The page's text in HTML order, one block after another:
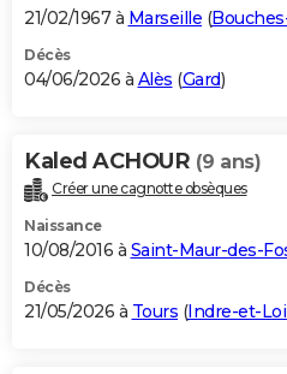
21/02/1967 à Marseille (
Décès
04/06/2026 à Alès (Gard)
Kaled ACHOUR (9 ans)
Créer une cagnotte obsèques
Naissance
10/08/2016 à Saint-Maur-des-
Décès
21/05/2026 à Tours (Indre-et-